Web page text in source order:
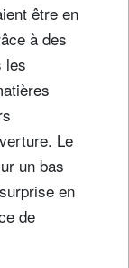
être en
à des
les
Le
un bas
en
de